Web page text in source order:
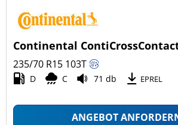
Pkw (0)
Transporter (0)
Wohnmobil (0)
Continental
235/70 R15 103T
D C 71 db EPREL
ANGEBOT